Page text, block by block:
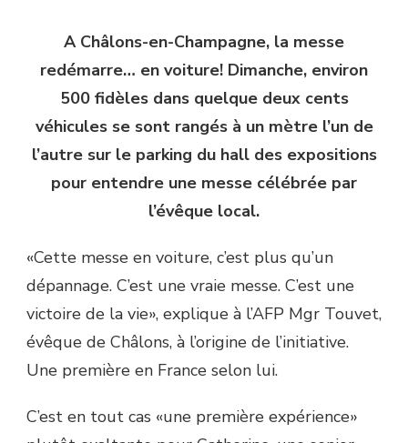
A Châlons-en-Champagne, la messe
redémarre… en voiture! Dimanche, environ
500 fidèles dans quelque deux cents
véhicules se sont rangés à un mètre l’un de
l’autre sur le parking du hall des expositions
pour entendre une messe célébrée par
l’évêque local.
«Cette messe en voiture, c’est plus qu’un
dépannage. C’est une vraie messe. C’est une
victoire de la vie», explique à l’AFP Mgr Touvet,
évêque de Châlons, à l’origine de l’initiative.
Une première en France selon lui.
C’est en tout cas «une première expérience»